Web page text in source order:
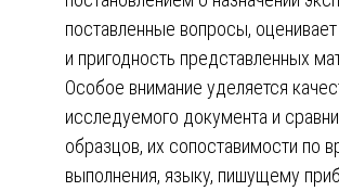
поставленные вопросы,
и пригодность представленных
Особое внимание уделяется
исследуемого документа и
образцов, их сопоставимости по
выполнения, языку, пишущему